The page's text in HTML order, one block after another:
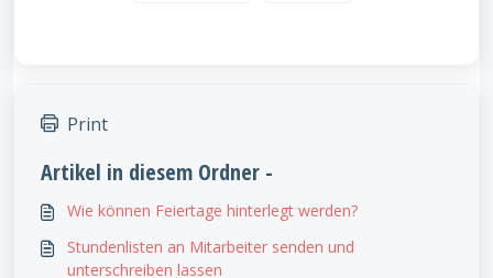
Print
Artikel in diesem Ordner -
Wie können Feiertage hinterlegt werden?
Stundenlisten an Mitarbeiter senden und
unterschreiben lassen